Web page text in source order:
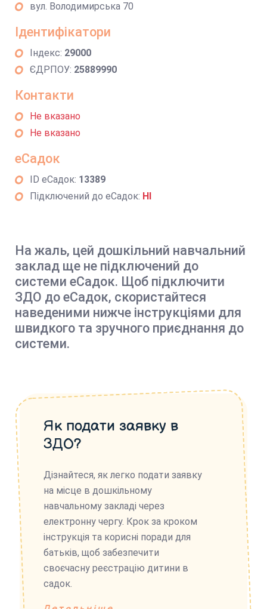
вул. Володимирська 70
Ідентифікатори
Індекс: 29000
ЄДРПОУ: 25889990
Контакти
Не вказано
Не вказано
еСадок
ID еСадок: 13389
Підключений до еСадок: НІ
На жаль, цей дошкільний навчальний
заклад ще не підключений до
системи еСадок. Щоб підключити
ЗДО до еСадок, скористайтеся
наведеними нижче інструкціями для
швидкого та зручного приєднання до
системи.
Як подати заявку в
ЗДО?
Дізнайтеся, як легко подати заявку
на місце в дошкільному
навчальному закладі через
електронну чергу. Крок за кроком
інструкція та корисні поради для
батьків, щоб забезпечити
своєчасну реєстрацію дитини в
садок.